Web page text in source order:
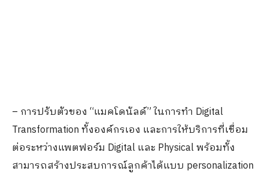
– การปรับตัวของ “แมคโดนัลด์” ในการทำ Digital
Transformation ทั้งองค์กรเอง และการให้บริการที่เชื่อม
ต่อระหว่างแพตฟอร์ม Digital และ Physical พร้อมทั้ง
สามารถสร้างประสบการณ์ลูกค้าได้แบบ personalization